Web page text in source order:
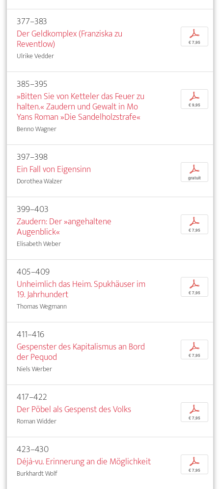
377–383
Der Geldkomplex (Franziska zu
Reventlow)
Ulrike Vedder
p
€ 7,95
385–395
»Bitten Sie von Ketteler das Feuer zu
halten.« Zaudern und Gewalt in Mo
Yans Roman »Die Sandelholzstrafe«
Benno Wagner
p
€ 9,95
397–398
Ein Fall von Eigensinn
Dorothea Walzer
p
gratuit
399–403
Zaudern: Der »angehaltene
Augenblick«
Elisabeth Weber
p
€ 7,95
405–409
Unheimlich das Heim. Spukhäuser im
19. Jahrhundert
Thomas Wegmann
p
€ 7,95
411–416
Gespenster des Kapitalismus an Bord
der Pequod
Niels Werber
p
€ 7,95
417–422
Der Pöbel als Gespenst des Volks
Roman Widder
p
€ 7,95
423–430
Déjà-vu. Erinnerung an die Möglichkeit
Burkhardt Wolf
p
€ 7,95